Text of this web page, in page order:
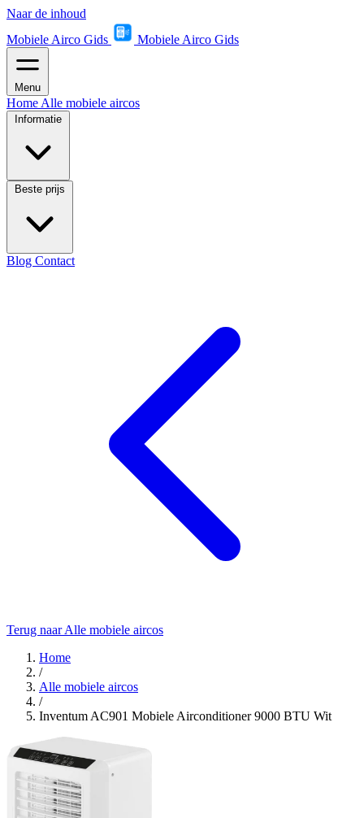
Naar de inhoud
Mobiele Airco Gids
Mobiele Airco Gids
Menu
Home Alle mobiele aircos
Informatie
Beste prijs
Blog Contact
Terug naar Alle mobiele aircos
Home
/
Alle mobiele aircos
/
Inventum AC901 Mobiele Airconditioner 9000 BTU Wit